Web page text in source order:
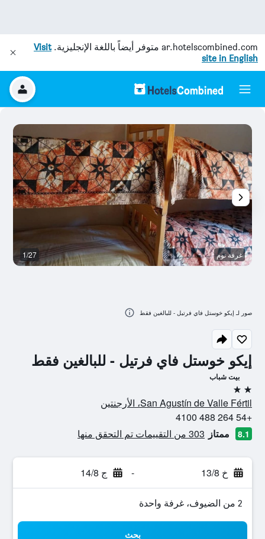
ar.hotelscombined.com متوفر أيضاً باللغة الإنجليزية.Visit
site in English
إيكو خوستل فاي فرتيل - للبالغين فقط
بيت شباب
2 نجمتين
San Agustín de Valle Fértil، الأرجنتين
+54 264 488 4100
8.1 ممتاز 303 من التقييمات تم التحقق منها
خ 13/8 - ج 14/8
2 من الضيوف، غرفة واحدة
بحث
غرفة نوم 1/27
صور لـ إيكو خوستل فاي فرتيل - للبالغين فقط